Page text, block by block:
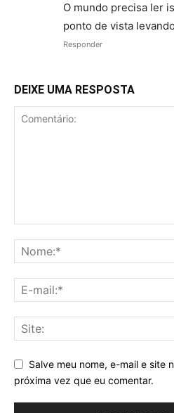
O mundo precisa ler
ponto de vista
Responder
DEIXE UMA RESPOSTA
Salve meu nome, e-mail e site
próxima vez que eu comentar.